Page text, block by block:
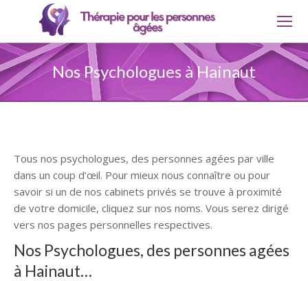
Nos Psychologues à Hainaut
Tous nos psychologues, des personnes agées par ville
dans un coup d’œil. Pour mieux nous connaître ou pour
savoir si un de nos cabinets privés se trouve à proximité
de votre domicile, cliquez sur nos noms. Vous serez dirigé
vers nos pages personnelles respectives.
Nos Psychologues, des personnes agées
à Hainaut…